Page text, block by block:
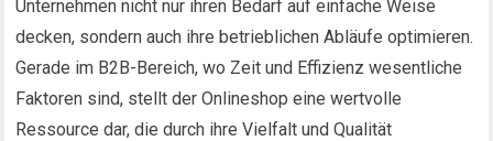
Unternehmen nicht nur ihren Bedarf auf einfache Weise
decken, sondern auch ihre betrieblichen Abläufe optimieren.
Gerade im B2B-Bereich, wo Zeit und Effizienz wesentliche
Faktoren sind, stellt der Onlineshop eine wertvolle
Ressource dar, die durch ihre Vielfalt und Qualität